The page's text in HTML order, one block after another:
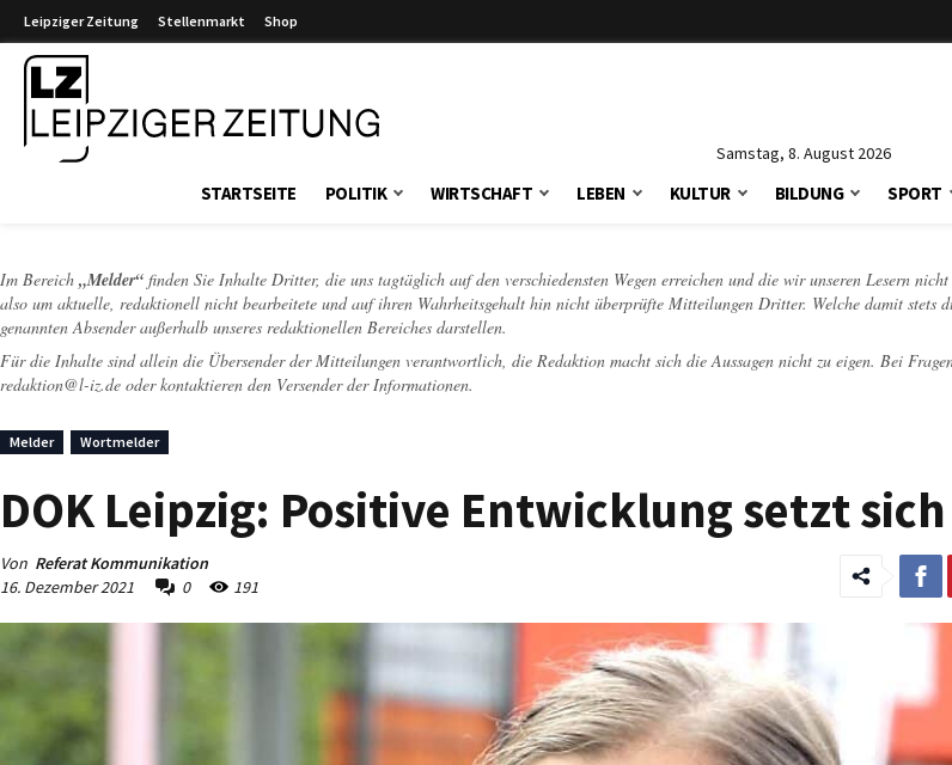
Leipziger Zeitung Stellenmarkt Shop
Samstag, 8. August 2026
STARTSEITE POLITIK WIRTSCHAFT LEBEN KULTUR BILDUNG SPORT
Im Bereich „Melder“ finden Sie Inhalte Dritter, die uns tagtäglich auf den verschiedensten Wegen erreichen und die wir unseren Lesern
also um aktuelle, redaktionell nicht bearbeitete und auf ihren Wahrheitsgehalt hin nicht überprüfte Mitteilungen Dritter. Welche damit stets
genannten Absender außerhalb unseres redaktionellen Bereiches darstellen.
Für die Inhalte sind allein die Übersender der Mitteilungen verantwortlich, die Redaktion macht sich die Aussagen nicht zu eigen. Bei
redaktion@l-iz.de oder kontaktieren den Versender der Informationen.
Melder Wortmelder
DOK Leipzig: Positive Entwicklung setzt
Von Referat Kommunikation
16. Dezember 2021
0 191